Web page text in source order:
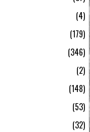
4
179
346
2
148
53
32